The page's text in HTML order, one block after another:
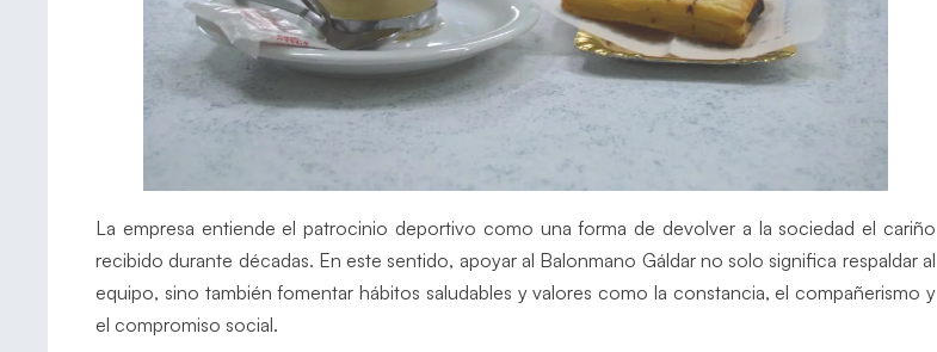
La empresa entiende el patrocinio deportivo como una forma de devolver a la sociedad el cariño
recibido durante décadas. En este sentido, apoyar al Balonmano Gáldar no solo significa respaldar al
equipo, sino también fomentar hábitos saludables y valores como la constancia, el compañerismo y
el compromiso social.